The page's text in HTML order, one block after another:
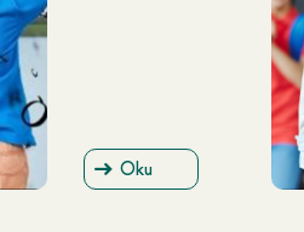
Oku